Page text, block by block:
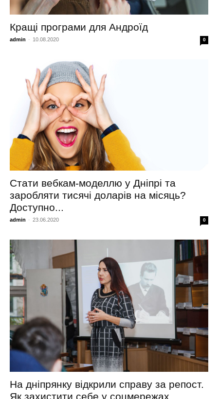
Кращі програми для Андроїд
admin - 10.08.2020 0
Стати вебкам-моделлю у Дніпрі та
заробляти тисячі доларів на місяць?
Доступно...
admin - 23.06.2020 0
На дніпрянку відкрили справу за репост.
Як захистити себе у соцмережах